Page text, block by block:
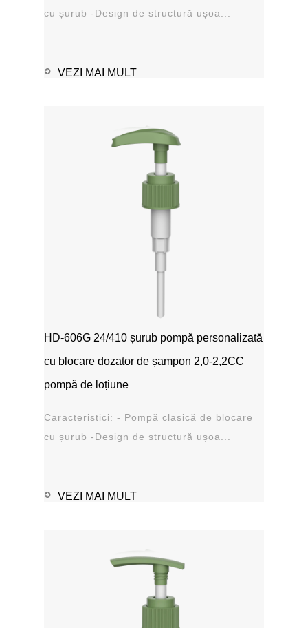
cu șurub -Design de structură ușoa...
VEZI MAI MULT
HD-606G 24/410 șurub pompă personalizată
cu blocare dozator de șampon 2,0-2,2CC
pompă de loțiune
Caracteristici: - Pompă clasică de blocare
cu șurub -Design de structură ușoa...
VEZI MAI MULT